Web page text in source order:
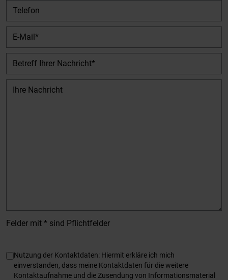
Telefon
E-Mail
Betreff Ihrer Nachricht
Ihre Nachricht
Felder mit * sind Pflichtfelder
Nutzung der Kontaktdaten: Hiermit erkläre ich mich
einverstanden, dass meine Kontaktdaten für die weitere
Kontaktaufnahme und die Zusendung von Informationsmaterial